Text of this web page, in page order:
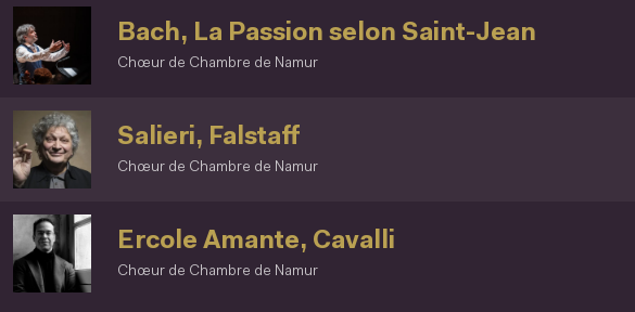
Chœur de Chambre de Namur
Bach, La Passion selon Saint-Jean
Chœur de Chambre de Namur
Salieri, Falstaff
Chœur de Chambre de Namur
Ercole Amante, Cavalli